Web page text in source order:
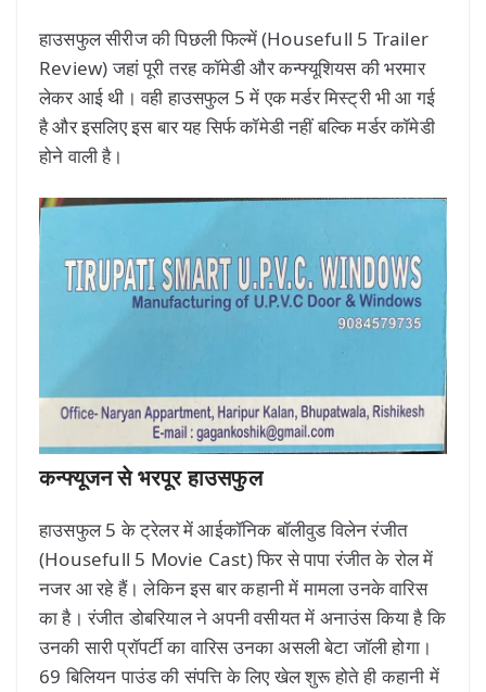
हाउसफुल सीरीज की पिछली फिल्में (Housefull 5 Trailer
Review) जहां पूरी तरह कॉमेडी और कन्फ्यूशियस की भरमार
लेकर आई थी। वही हाउसफुल 5 में एक मर्डर मिस्ट्री भी आ गई
है और इसलिए इस बार यह सिर्फ कॉमेडी नहीं बल्कि मर्डर कॉमेडी
होने वाली है।
कन्फ्यूजन से भरपूर हाउसफुल
हाउसफुल 5 के ट्रेलर में आईकॉनिक बॉलीवुड विलेन रंजीत
(Housefull 5 Movie Cast) फिर से पापा रंजीत के रोल में
नजर आ रहे हैं। लेकिन इस बार कहानी में मामला उनके वारिस
का है। रंजीत डोबरियाल ने अपनी वसीयत में अनाउंस किया है कि
उनकी सारी प्रॉपर्टी का वारिस उनका असली बेटा जॉली होगा।
69 बिलियन पाउंड की संपत्ति के लिए खेल शुरू होते ही कहानी में